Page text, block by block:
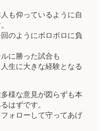
も仰っているように自
のようにボロボロに負
に勝った試合も
生に大きな経験となる
様な意見が図らずも本
はずです。
ォローして守ってあげ